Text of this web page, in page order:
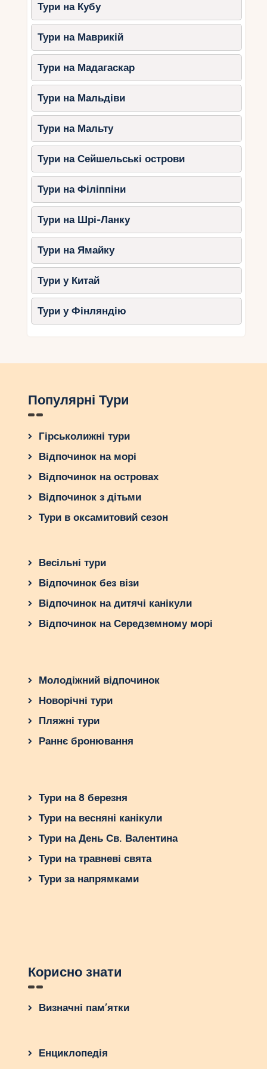
Тури на Кубу
Тури на Маврикій
Тури на Мадагаскар
Тури на Мальдіви
Тури на Мальту
Тури на Сейшельські острови
Тури на Філіппіни
Тури на Шрі-Ланку
Тури на Ямайку
Тури у Китай
Тури у Фінляндію
Популярні Тури
Гірськолижні тури
Відпочинок на морі
Відпочинок на островах
Відпочинок з дітьми
Тури в оксамитовий сезон
Весільні тури
Відпочинок без візи
Відпочинок на дитячі канікули
Відпочинок на Середземному морі
Молодіжний відпочинок
Новорічні тури
Пляжні тури
Раннє бронювання
Тури на 8 березня
Тури на весняні канікули
Тури на День Св. Валентина
Тури на травневі свята
Тури за напрямками
Корисно знати
Визначні пам’ятки
Енциклопедія